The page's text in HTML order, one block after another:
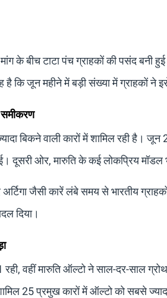
के बीच टाटा पंच ग्राहकों की पसंद
कि जून महीने में बड़ी संख्या में ग्राहकों ने
समीकरण
बिकने वाली कारों में शामिल रही है।
दूसरी ओर, मारुति के कई लोकप्रिय मॉडल
जैसी कारें लंबे समय से भारतीय
दिया।
रही, वहीं मारुति ऑल्टो ने साल-दर-साल
25 प्रमुख कारों में ऑल्टो को सबसे